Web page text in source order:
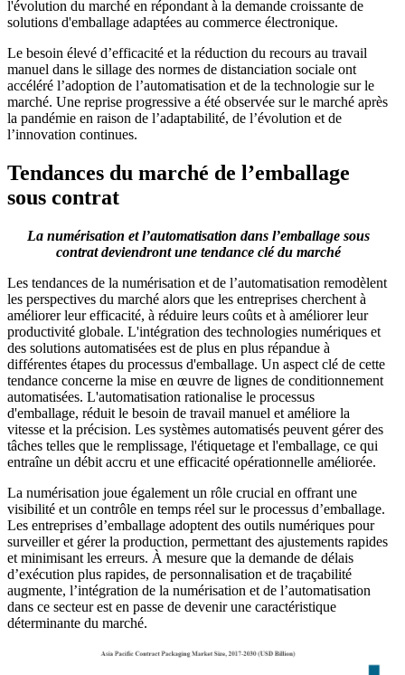
l'évolution du marché en répondant à la demande croissante de
solutions d'emballage adaptées au commerce électronique.
Le besoin élevé d’efficacité et la réduction du recours au travail
manuel dans le sillage des normes de distanciation sociale ont
accéléré l’adoption de l’automatisation et de la technologie sur le
marché. Une reprise progressive a été observée sur le marché après
la pandémie en raison de l’adaptabilité, de l’évolution et de
l’innovation continues.
Tendances du marché de l’emballage
sous contrat
La numérisation et l’automatisation dans l’emballage sous
contrat deviendront une tendance clé du marché
Les tendances de la numérisation et de l’automatisation remodèlent
les perspectives du marché alors que les entreprises cherchent à
améliorer leur efficacité, à réduire leurs coûts et à améliorer leur
productivité globale. L'intégration des technologies numériques et
des solutions automatisées est de plus en plus répandue à
différentes étapes du processus d'emballage. Un aspect clé de cette
tendance concerne la mise en œuvre de lignes de conditionnement
automatisées. L'automatisation rationalise le processus
d'emballage, réduit le besoin de travail manuel et améliore la
vitesse et la précision. Les systèmes automatisés peuvent gérer des
tâches telles que le remplissage, l'étiquetage et l'emballage, ce qui
entraîne un débit accru et une efficacité opérationnelle améliorée.
La numérisation joue également un rôle crucial en offrant une
visibilité et un contrôle en temps réel sur le processus d’emballage.
Les entreprises d’emballage adoptent des outils numériques pour
surveiller et gérer la production, permettant des ajustements rapides
et minimisant les erreurs. À mesure que la demande de délais
d’exécution plus rapides, de personnalisation et de traçabilité
augmente, l’intégration de la numérisation et de l’automatisation
dans ce secteur est en passe de devenir une caractéristique
déterminante du marché.